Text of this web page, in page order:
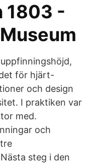
1803 -
för hjärt-
och design
I praktiken var
med.
och
steg i den